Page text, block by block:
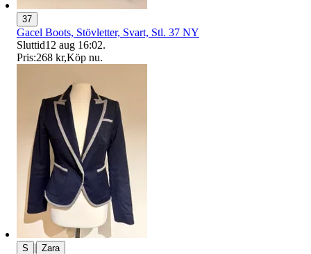
37
Gacel Boots, Stövletter, Svart, Stl. 37 NY
Sluttid12 aug 16:02.
Pris:268 kr,Köp nu.
S | Zara